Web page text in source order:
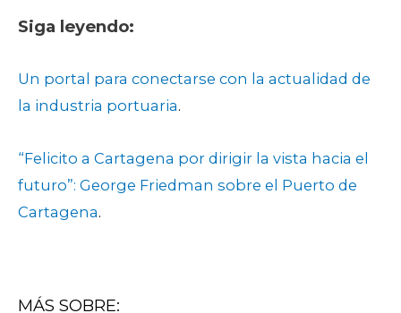
Siga leyendo:
Un portal para conectarse con la actualidad de
la industria portuaria.
“Felicito a Cartagena por dirigir la vista hacia el
futuro”: George Friedman sobre el Puerto de
Cartagena.
MÁS SOBRE: